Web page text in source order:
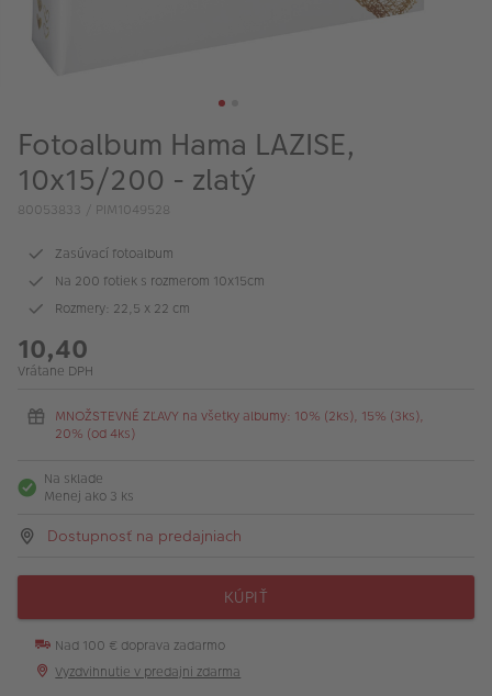
Fotoalbum Hama LAZISE,
10x15/200 - zlatý
80053833 / PIM1049528
Zasúvací fotoalbum
Na 200 fotiek s rozmerom 10x15cm
Rozmery: 22,5 x 22 cm
10,40
Vrátane DPH
MNOŽSTEVNÉ ZĽAVY na všetky albumy: 10% (2ks), 15% (3ks),
20% (od 4ks)
Na sklade
Menej ako 3 ks
Dostupnosť na predajniach
KÚPIŤ
Nad 100 € doprava zadarmo
Vyzdvihnutie v predajni zdarma